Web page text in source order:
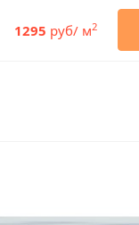
1295 руб/ м2